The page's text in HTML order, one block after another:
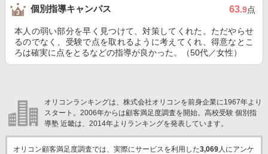
個別指導キャンパス 63.9点
本人の弱い部分を早く見つけて、対策してくれた。ただやらせ
るのでなく、受験で点を取れるように考えてくれ、得意なとこ
ろは確実に点をとるなどの指導が良かった。（50代／女性）
オリコンランキングは、株式会社オリコンを前身企業に1967年より
スタート。2006年からは顧客満足度調査を開始。高校受験 個別指
導塾 近畿は、2014年よりランキングを発表しています。
オリコン顧客満足度調査では、実際にサービスを利用した3,069人にアンケ